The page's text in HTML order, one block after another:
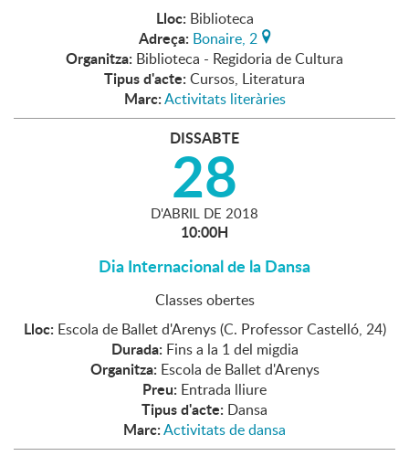
Lloc: Biblioteca
Adreça: Bonaire, 2
Organitza: Biblioteca - Regidoria de Cultura
Tipus d'acte: Cursos, Literatura
Marc:Activitats literàries
DISSABTE
28
D'ABRIL DE 2018
10:00H
Dia Internacional de la Dansa
Classes obertes
Lloc: Escola de Ballet d'Arenys (C. Professor Castelló, 24)
Durada: Fins a la 1 del migdia
Organitza: Escola de Ballet d'Arenys
Preu: Entrada lliure
Tipus d'acte: Dansa
Marc:Activitats de dansa